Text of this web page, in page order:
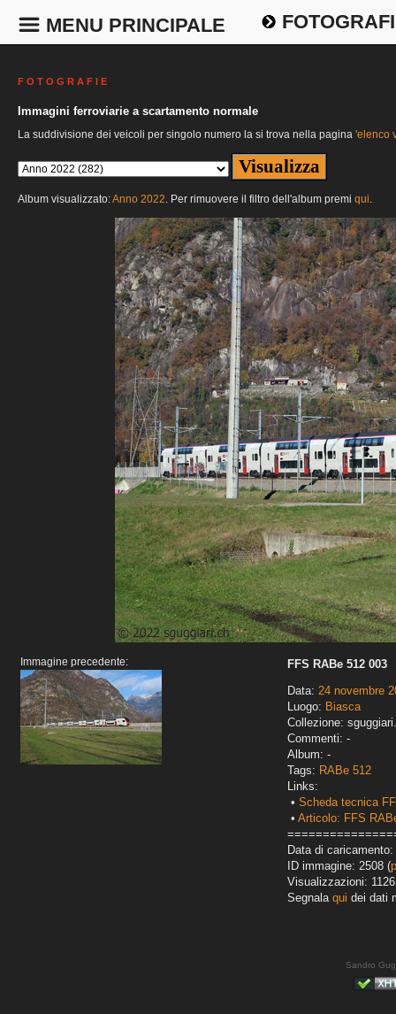
MENU PRINCIPALE
F O T O G R A F I E
Immagini ferroviarie a scartamento normale
La suddivisione dei veicoli per singolo numero la si trova nella pagina 'elenco
Album visualizzato:Anno 2022. Per rimuovere il filtro dell'album premi qui.
Immagine precedente:
FFS RABe 512 003
Data: 24 novembre
Luogo: Biasca
Collezione:
Commenti: -
Album: -
Tags: RABe 512
Links:
• Scheda tecnica
• Articolo: FFS
Data di
ID immagine: 2508 (
Visualizzazioni: 1126
Segnala qui dei dati
Sandro